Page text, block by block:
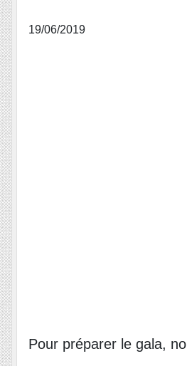
19/06/2019
Pour préparer le gala,